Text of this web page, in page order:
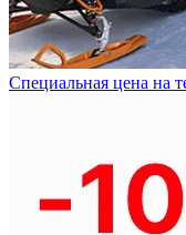
Специальная цена на